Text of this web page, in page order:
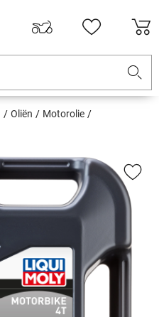
Oliën
Motorolie